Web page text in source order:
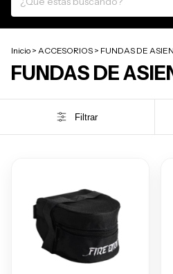
Inicio > ACCESORIOS > FUNDAS DE
FUNDAS DE
Filtrar